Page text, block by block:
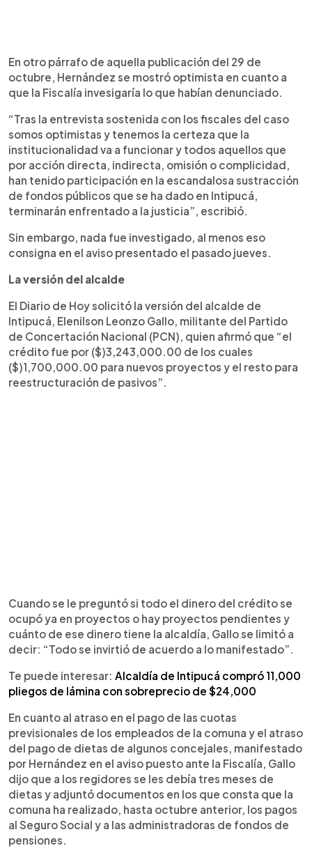
En otro párrafo de aquella publicación del 29 de
octubre, Hernández se mostró optimista en cuanto a
que la Fiscalía invesigaría lo que habían denunciado.
“Tras la entrevista sostenida con los fiscales del caso
somos optimistas y tenemos la certeza que la
institucionalidad va a funcionar y todos aquellos que
por acción directa, indirecta, omisión o complicidad,
han tenido participación en la escandalosa sustracción
de fondos públicos que se ha dado en Intipucá,
terminarán enfrentado a la justicia”, escribió.
Sin embargo, nada fue investigado, al menos eso
consigna en el aviso presentado el pasado jueves.
La versión del alcalde
El Diario de Hoy solicitó la versión del alcalde de
Intipucá, Elenilson Leonzo Gallo, militante del Partido
de Concertación Nacional (PCN), quien afirmó que “el
crédito fue por ($)3,243,000.00 de los cuales
($)1,700,000.00 para nuevos proyectos y el resto para
reestructuración de pasivos”.
Cuando se le preguntó si todo el dinero del crédito se
ocupó ya en proyectos o hay proyectos pendientes y
cuánto de ese dinero tiene la alcaldía, Gallo se limitó a
decir: “Todo se invirtió de acuerdo a lo manifestado”.
Te puede interesar: Alcaldía de Intipucá compró 11,000
pliegos de lámina con sobreprecio de $24,000
En cuanto al atraso en el pago de las cuotas
previsionales de los empleados de la comuna y el atraso
del pago de dietas de algunos concejales, manifestado
por Hernández en el aviso puesto ante la Fiscalía, Gallo
dijo que a los regidores se les debía tres meses de
dietas y adjuntó documentos en los que consta que la
comuna ha realizado, hasta octubre anterior, los pagos
al Seguro Social y a las administradoras de fondos de
pensiones.